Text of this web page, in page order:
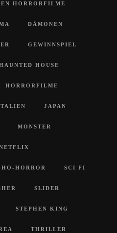
HORRORFILME
DÄMONEN
GEWINNSPIEL
HOUSE
HORRORFILME
JAPAN
MONSTER
HORROR SCI FI
SLIDER
STEPHEN KING
THRILLER